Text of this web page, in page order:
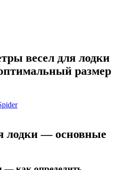
весел для лодки
размер
лодки — основные